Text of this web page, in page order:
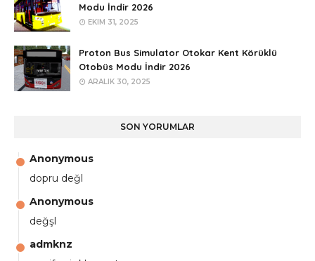
Modu İndir 2026
EKIM 31, 2025
Proton Bus Simulator Otokar Kent Körüklü
Otobüs Modu İndir 2026
ARALIK 30, 2025
SON YORUMLAR
Anonymous
dopru değl
Anonymous
değşl
admknz